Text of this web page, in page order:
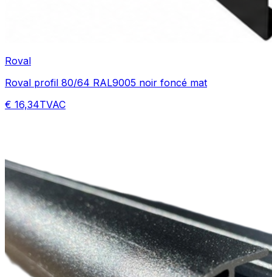
Roval
Roval profil 80/64 RAL9005 noir foncé mat
€ 16,34TVAC